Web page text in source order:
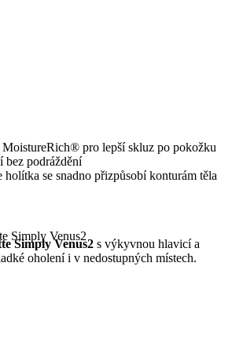
pro lepší skluz po pokožku
bez podráždění
se snadno přizpůsobí konturám těla
Simply Venus2
Simply Venus2 s výkyvnou hlavicí a
oholení i v nedostupných místech.